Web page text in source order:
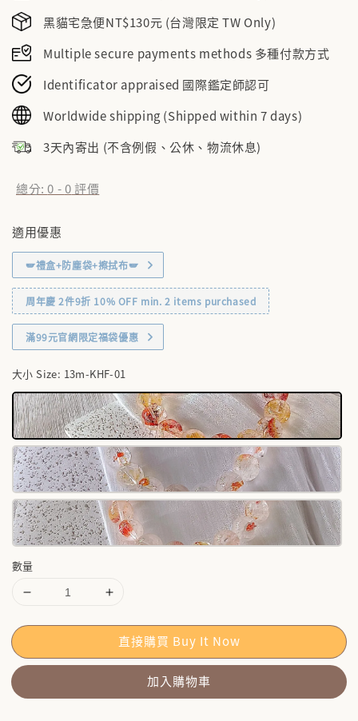
黑貓宅急便NT$130元 (台灣限定 TW Only)
Multiple secure payments methods 多種付款方式
Identificator appraised 國際鑑定師認可
Worldwide shipping (Shipped within 7 days)
3天內寄出 (不含例假、公休、物流休息)
總分:0 -0評價
適用優惠
🪽禮盒+防塵袋+擦拭布🪽
周年慶 2件9折 10% OFF min. 2 items purchased
滿99元官網限定福袋優惠
大小 Size: 13m-KHF-01
數量
直接購買 Buy It Now
加入購物車